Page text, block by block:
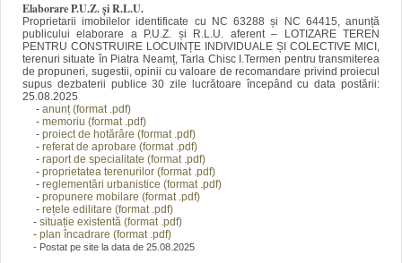
Elaborare P.U.Z. și R.L.U.
Proprietarii imobilelor identificate cu NC 63288 și NC 64415, anunță
publicului elaborare a P.U.Z. și R.L.U. aferent – LOTIZARE TEREN
PENTRU CONSTRUIRE LOCUINȚE INDIVIDUALE ȘI COLECTIVE MICI,
terenuri situate în Piatra Neamț, Tarla Chisc I.Termen pentru transmiterea
de propuneri, sugestii, opinii cu valoare de recomandare privind proiecul
supus dezbaterii publice 30 zile lucrătoare începând cu data postării:
25.08.2025
- anunț (format.pdf)
- memoriu (format .pdf)
- proiect de hotărâre (format .pdf)
- referat de aprobare (format .pdf)
- raport de specialitate (format .pdf)
- proprietatea terenurilor (format .pdf)
- reglementări urbanistice (format .pdf)
- propunere mobilare (format .pdf)
- rețele edilitare (format .pdf)
- situație existentă (format .pdf)
- plan încadrare (format .pdf)
- Postat pe site la data de 25.08.2025